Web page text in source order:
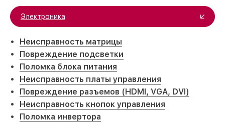
Электроника
Неисправность матрицы
Повреждение подсветки
Поломка блока питания
Неисправность платы управления
Повреждение разъемов (HDMI, VGA, DVI)
Неисправность кнопок управления
Поломка инвертора